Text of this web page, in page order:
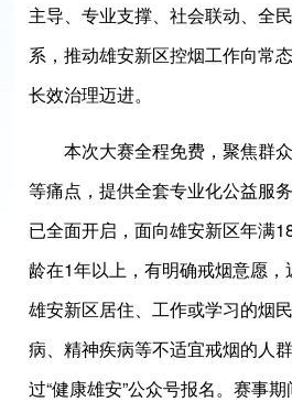
主导、专业支撑、社会联动、全
系，推动雄安新区控烟工作向常
长效治理迈进。
本次大赛全程免费，聚焦群
等痛点，提供全套专业化公益服
已全面开启，面向雄安新区年满
龄在1年以上，有明确戒烟意愿
雄安新区居住、工作或学习的烟
病、精神疾病等不适宜戒烟的人
过“健康雄安”公众号报名。赛事